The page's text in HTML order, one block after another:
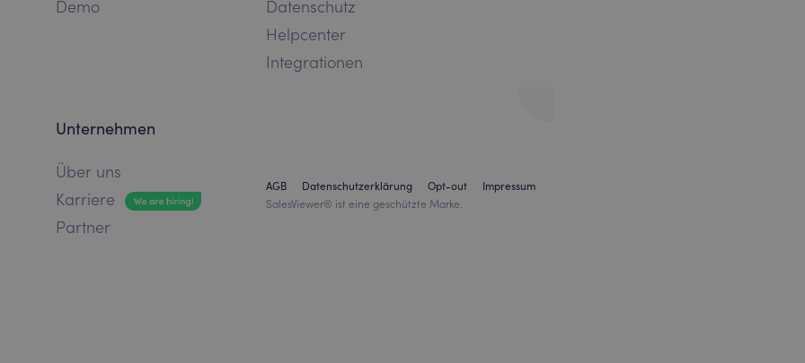
Demo
Datenschutz
Helpcenter
Integrationen
Unternehmen
Über uns
Karriere
Partner
AGB Datenschutzerklärung Opt-out
Impressum
SalesViewer® ist eine geschützte Marke.